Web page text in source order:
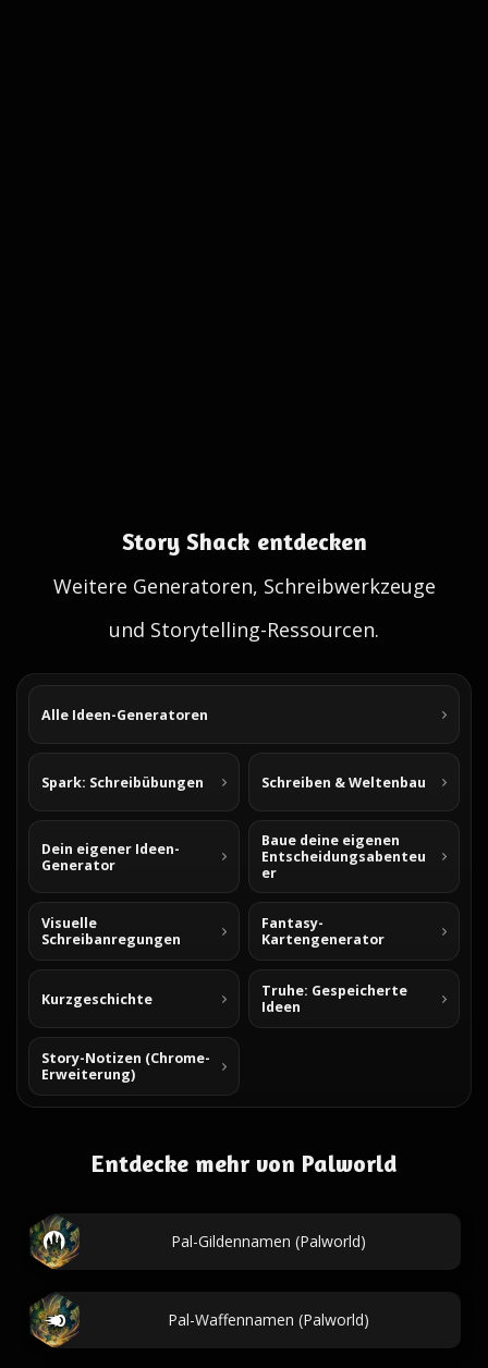
Story Shack entdecken
Weitere Generatoren, Schreibwerkzeuge
und Storytelling-Ressourcen.
Alle Ideen-Generatoren
Spark: Schreibübungen Schreiben & Weltenbau
Dein eigener Ideen-
Generator
Baue deine eigenen
Entscheidungsabenteu
er
Visuelle
Schreibanregungen
Fantasy-
Kartengenerator
Kurzgeschichte
Truhe: Gespeicherte
Ideen
Story-Notizen (Chrome-
Erweiterung)
Entdecke mehr von Palworld
Pal-Gildennamen (Palworld)
Pal-Waffennamen (Palworld)